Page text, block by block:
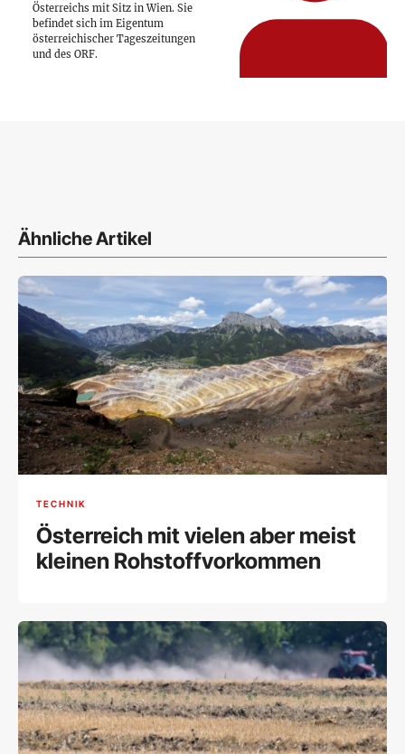
Österreichs mit Sitz in Wien. Sie
befindet sich im Eigentum
österreichischer Tageszeitungen
und des ORF.
Ähnliche Artikel
TECHNIK
Österreich mit vielen aber meist
kleinen Rohstoffvorkommen